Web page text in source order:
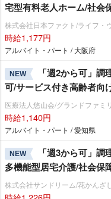
宅型有料老人ホーム/社会
株式会社日本ファクト/ライフ・
時給1,177円
アルバイト・パート / 大阪府
NEW
「週2から可」
可/サービス付き高齢者向
医療法人悠山会/グランドファミ
時給1,140円
アルバイト・パート / 愛知県
NEW
「週3から可」
多機能型居宅介護/社会保
株式会社サンドリーム/花かんざ